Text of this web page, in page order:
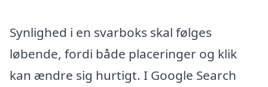
Synlighed i en svarboks skal følges
løbende, fordi både placeringer og klik
kan ændre sig hurtigt. I Google Search